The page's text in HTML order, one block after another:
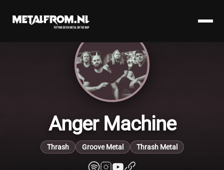
Anger Machine
Thrash Groove Metal Thrash Metal